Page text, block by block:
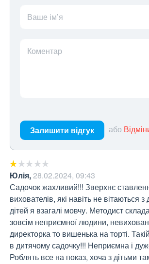
Ваше ім’я
Коментар
Залишити відгук або
Юлія,28.02.2024, 09:43
Садочок жахливий!!! Зверхнє
вихователів, які навіть не вітаються
дітей я взагалі мовчу. Методист
зовсім неприємної людини,
директорка то вишенька на торті.
в дитячому садочку!!! Неприємна і
Роблять все на показ, хоча з дітьми